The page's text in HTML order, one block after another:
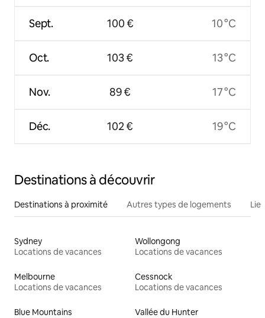
Sept.
Oct.
Nov.
Déc.
100 €
103 €
89 €
102 €
10 °C
13 °C
17 °C
19 °C
Destinations à découvrir
Destinations à proximité Autres types de logements
Sydney
Locations de vacances
Wollongong
Locations de vacances
Melbourne
Locations de vacances
Cessnock
Locations de vacances
Blue Mountains
Vallée du Hunter